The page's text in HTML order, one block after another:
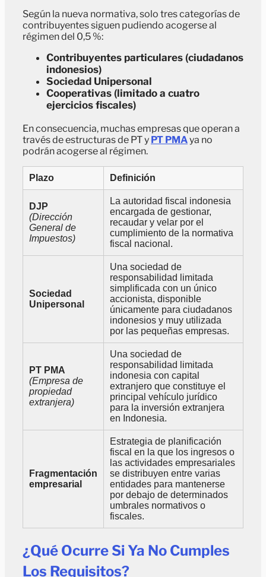
Según la nueva normativa, solo tres categorías de
contribuyentes siguen pudiendo acogerse al
régimen del 0,5 %:
Contribuyentes particulares (ciudadanos
indonesios)
Sociedad Unipersonal
Cooperativas (limitado a cuatro
ejercicios fiscales)
En consecuencia, muchas empresas que operan a
través de estructuras de PT y PT PMAya no
podrán acogerse al régimen.
Plazo Definición
DJP
(Dirección
General de
Impuestos)
La autoridad fiscal indonesia
encargada de gestionar,
recaudar y velar por el
cumplimiento de la normativa
fiscal nacional.
Sociedad
Unipersonal
Una sociedad de
responsabilidad limitada
simplificada con un único
accionista, disponible
únicamente para ciudadanos
indonesios y muy utilizada
por las pequeñas empresas.
PT PMA
(Empresa de
propiedad
extranjera)
Una sociedad de
responsabilidad limitada
indonesia con capital
extranjero que constituye el
principal vehículo jurídico
para la inversión extranjera
en Indonesia.
Fragmentación
empresarial
Estrategia de planificación
fiscal en la que los ingresos o
las actividades empresariales
se distribuyen entre varias
entidades para mantenerse
por debajo de determinados
umbrales normativos o
fiscales.
¿Qué Ocurre Si Ya No Cumples
Los Requisitos?